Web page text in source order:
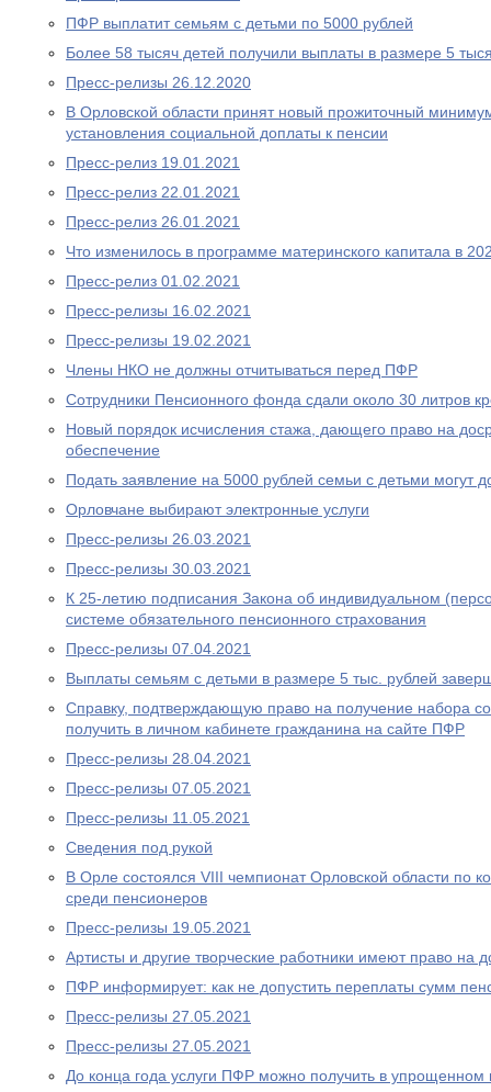
ПФР выплатит семьям с детьми по 5000 рублей
Более 58 тысяч детей получили выплаты в размере 5
Пресс-релизы 26.12.2020
В Орловской области принят новый прожиточный
установления социальной доплаты к пенсии
Пресс-релиз 19.01.2021
Пресс-релиз 22.01.2021
Пресс-релиз 26.01.2021
Что изменилось в программе материнского капитала в
Пресс-релиз 01.02.2021
Пресс-релизы 16.02.2021
Пресс-релизы 19.02.2021
Члены НКО не должны отчитываться перед ПФР
Сотрудники Пенсионного фонда сдали около 30 литров
Новый порядок исчисления стажа, дающего право на
обеспечение
Подать заявление на 5000 рублей семьи с детьми могут
Орловчане выбирают электронные услуги
Пресс-релизы 26.03.2021
Пресс-релизы 30.03.2021
К 25-летию подписания Закона об индивидуальном
системе обязательного пенсионного страхования
Пресс-релизы 07.04.2021
Выплаты семьям с детьми в размере 5 тыс. рублей
Справку, подтверждающую право на получение набора
получить в личном кабинете гражданина на сайте ПФР
Пресс-релизы 28.04.2021
Пресс-релизы 07.05.2021
Пресс-релизы 11.05.2021
Сведения под рукой
В Орле состоялся VIII чемпионат Орловской области по
среди пенсионеров
Пресс-релизы 19.05.2021
Артисты и другие творческие работники имеют право на
ПФР информирует: как не допустить переплаты сумм
Пресс-релизы 27.05.2021
Пресс-релизы 27.05.2021
До конца года услуги ПФР можно получить в упрощенном